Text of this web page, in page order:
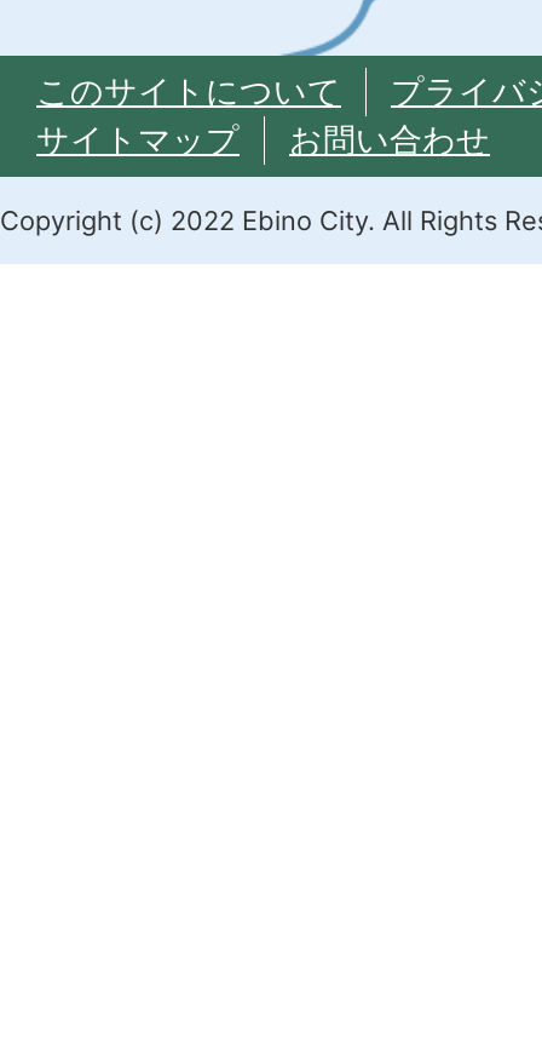
このサイトについて
プライバ
サイトマップ
お問い合わせ
Copyright (c) 2022 Ebino City. All Rights